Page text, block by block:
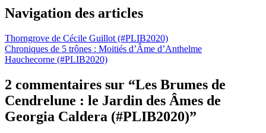
avis
littéraire
littéraire
critique
littéraire
lu
le
jardin
des
Navigation des articles
Thorngrove de Cécile Guillot (#PLIB2020)
Chroniques de 5 trônes : Moitiés d’Âme d’Anthelme
Hauchecorne (#PLIB2020)
2 commentaires sur “Les Brumes de
Cendrelune : le Jardin des Âmes de
Georgia Caldera (#PLIB2020)”